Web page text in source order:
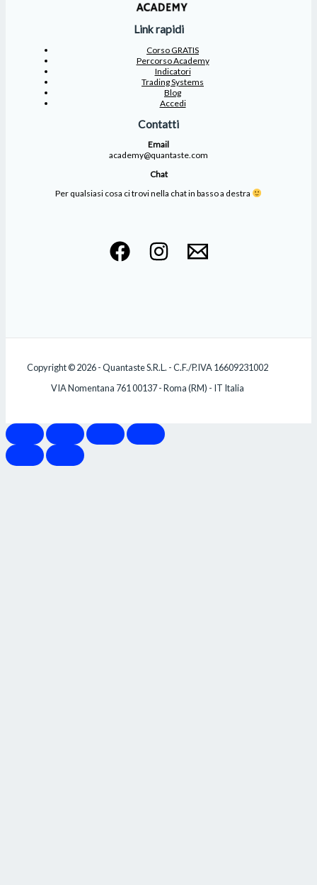
Link rapidi
Corso GRATIS
Percorso Academy
Indicatori
Trading Systems
Blog
Accedi
Contatti
Email
academy@quantaste.com
Chat
Per qualsiasi cosa ci trovi nella chat in basso a destra
Copyright © 2026 - Quantaste S.R.L. - C.F./P.IVA 16609231002
VIA Nomentana 761 00137 - Roma (RM) - IT Italia